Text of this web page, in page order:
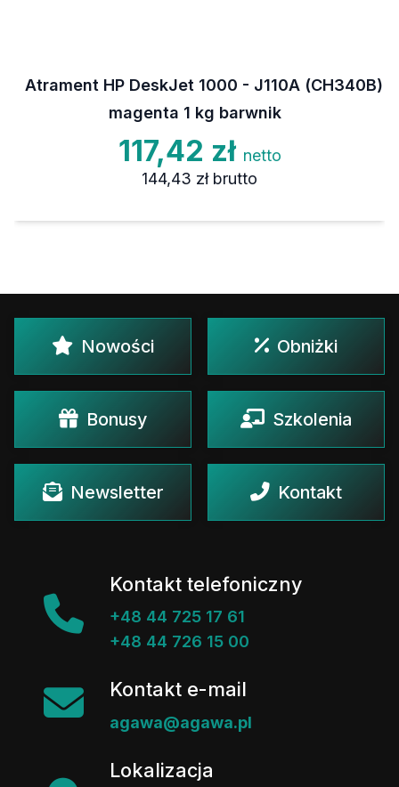
Atrament HP DeskJet 1000 - J110A (CH340B)
magenta 1 kg barwnik
117,42 zł netto
144,43 zł brutto
Nowości Obniżki
Bonusy Szkolenia
Newsletter Kontakt
Kontakt telefoniczny
+48 44 725 17 61
+48 44 726 15 00
Kontakt e-mail
agawa@agawa.pl
Lokalizacja